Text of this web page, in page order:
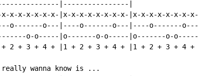
|----------------|
x-x-x-x-x-x-|x-x-x-x-x-x-x-x-|x-x-x-x-x-x-x-x-|
o-------o---|----o-------o---|----o-------o---|
o-o-----|o-------o-o-----|o-------o-o-----|
2 + 3 + 4 + |1 + 2 + 3 + 4 + |1 + 2 + 3 + 4 + |
wanna know is ...